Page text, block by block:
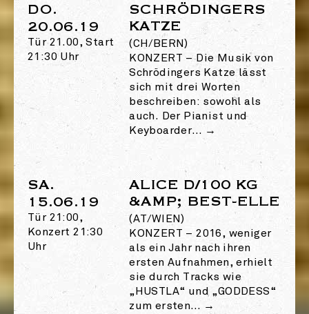
DO.
20.06.19
Tür 21.00, Start
21:30 Uhr
SCHRÖDINGERS
KATZE
(CH/BERN)
KONZERT –Die Musik von
Schrödingers Katze lässt
sich mit drei Worten
beschreiben: sowohl als
auch. Der Pianist und
Keyboarder… →
SA.
15.06.19
Tür 21:00,
Konzert 21:30
Uhr
ALICE D/100 KG
&AMP; BEST-ELLE
(AT/WIEN)
KONZERT –2016, weniger
als ein Jahr nach ihren
ersten Aufnahmen, erhielt
sie durch Tracks wie
„HUSTLA“ und „GODDESS“
zum ersten… →